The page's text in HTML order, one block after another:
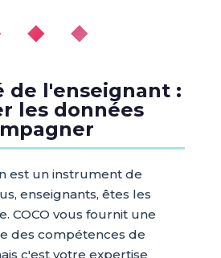
◆ ◆
de l'enseignant :
les données
est un instrument de
enseignants, êtes les
COCO vous fournit une
des compétences de
c'est votre expertise